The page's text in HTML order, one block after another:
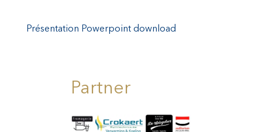
Présentation Powerpoint download
Partner